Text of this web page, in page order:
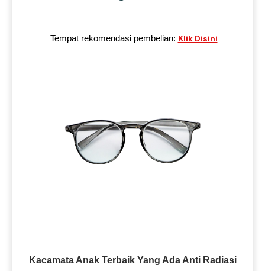
Tempat rekomendasi pembelian: Klik Disini
Kacamata Anak Terbaik Yang Ada Anti Radiasi